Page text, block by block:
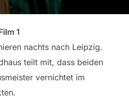
1
nachts nach Leipzig.
teilt mit, dass beiden
vernichtet im